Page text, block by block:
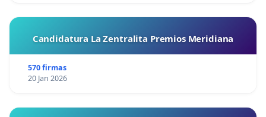
Candidatura La Zentralita Premios Meridiana
570 firmas
20 Jan 2026